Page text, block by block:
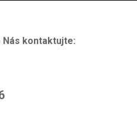
kontaktujte: